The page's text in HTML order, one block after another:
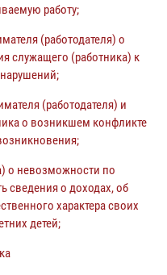
работу;
(работодателя) о
служащего (работника) к
(работодателя) и
о возникшем конфликте
о невозможности по
сведения о доходах, об
характера своих
детей;